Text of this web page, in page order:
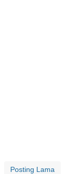
Posting Lama